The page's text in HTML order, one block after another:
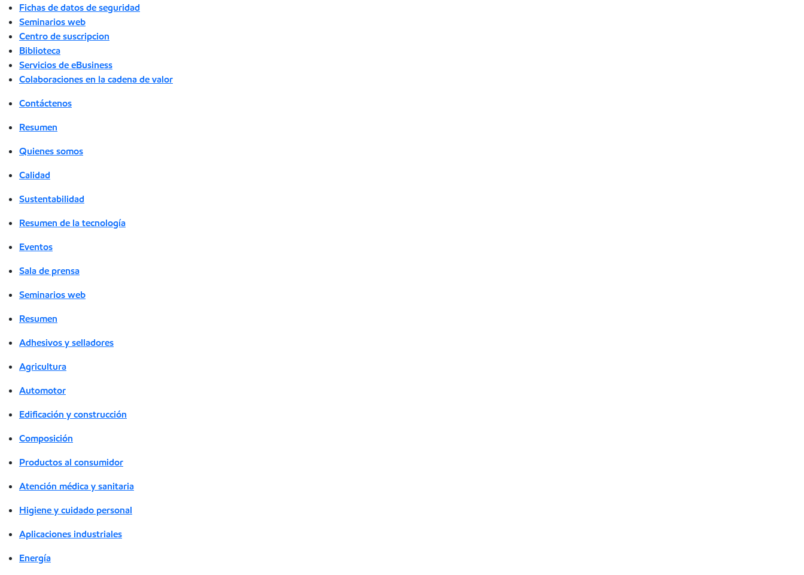
Fichas de datos de seguridad
Seminarios web
Centro de suscripcion
Biblioteca
Servicios de eBusiness
Colaboraciones en la cadena de valor
Contáctenos
Resumen
Quienes somos
Calidad
Sustentabilidad
Resumen de la tecnología
Eventos
Sala de prensa
Seminarios web
Resumen
Adhesivos y selladores
Agricultura
Automotor
Edificación y construcción
Composición
Productos al consumidor
Atención médica y sanitaria
Higiene y cuidado personal
Aplicaciones industriales
Energía